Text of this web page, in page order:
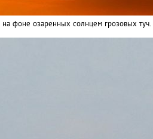
фоне озаренных солнцем грозовых туч.